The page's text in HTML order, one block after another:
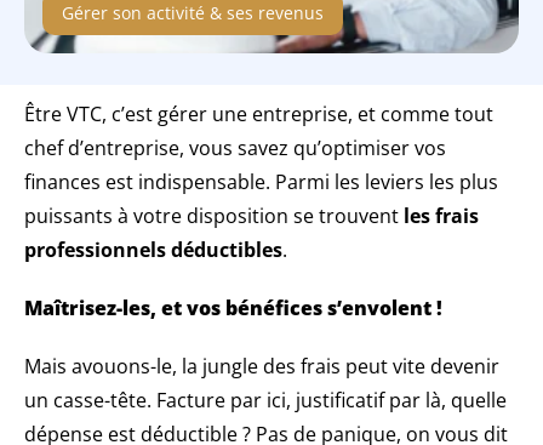
Gérer son activité & ses revenus
Être VTC, c’est gérer une entreprise, et comme tout
chef d’entreprise, vous savez qu’optimiser vos
finances est indispensable. Parmi les leviers les plus
puissants à votre disposition se trouvent les frais
professionnels déductibles.
Maîtrisez-les, et vos bénéfices s’envolent !
Mais avouons-le, la jungle des frais peut vite devenir
un casse-tête. Facture par ici, justificatif par là, quelle
dépense est déductible ? Pas de panique, on vous dit